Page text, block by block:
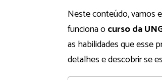
Neste conteúdo, vamos
funciona ocurso da
as habilidades que esse
detalhes e descobrir se